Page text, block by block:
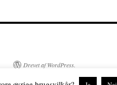
Drevet af WordPress.